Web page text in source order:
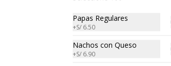
Papas Regulares
+S/ 6.50
Nachos con Queso
+S/ 6.90